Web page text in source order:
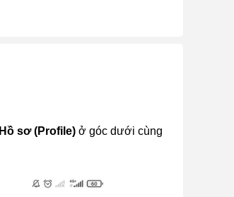
Hồ sơ (Profile) ở góc dưới cùng